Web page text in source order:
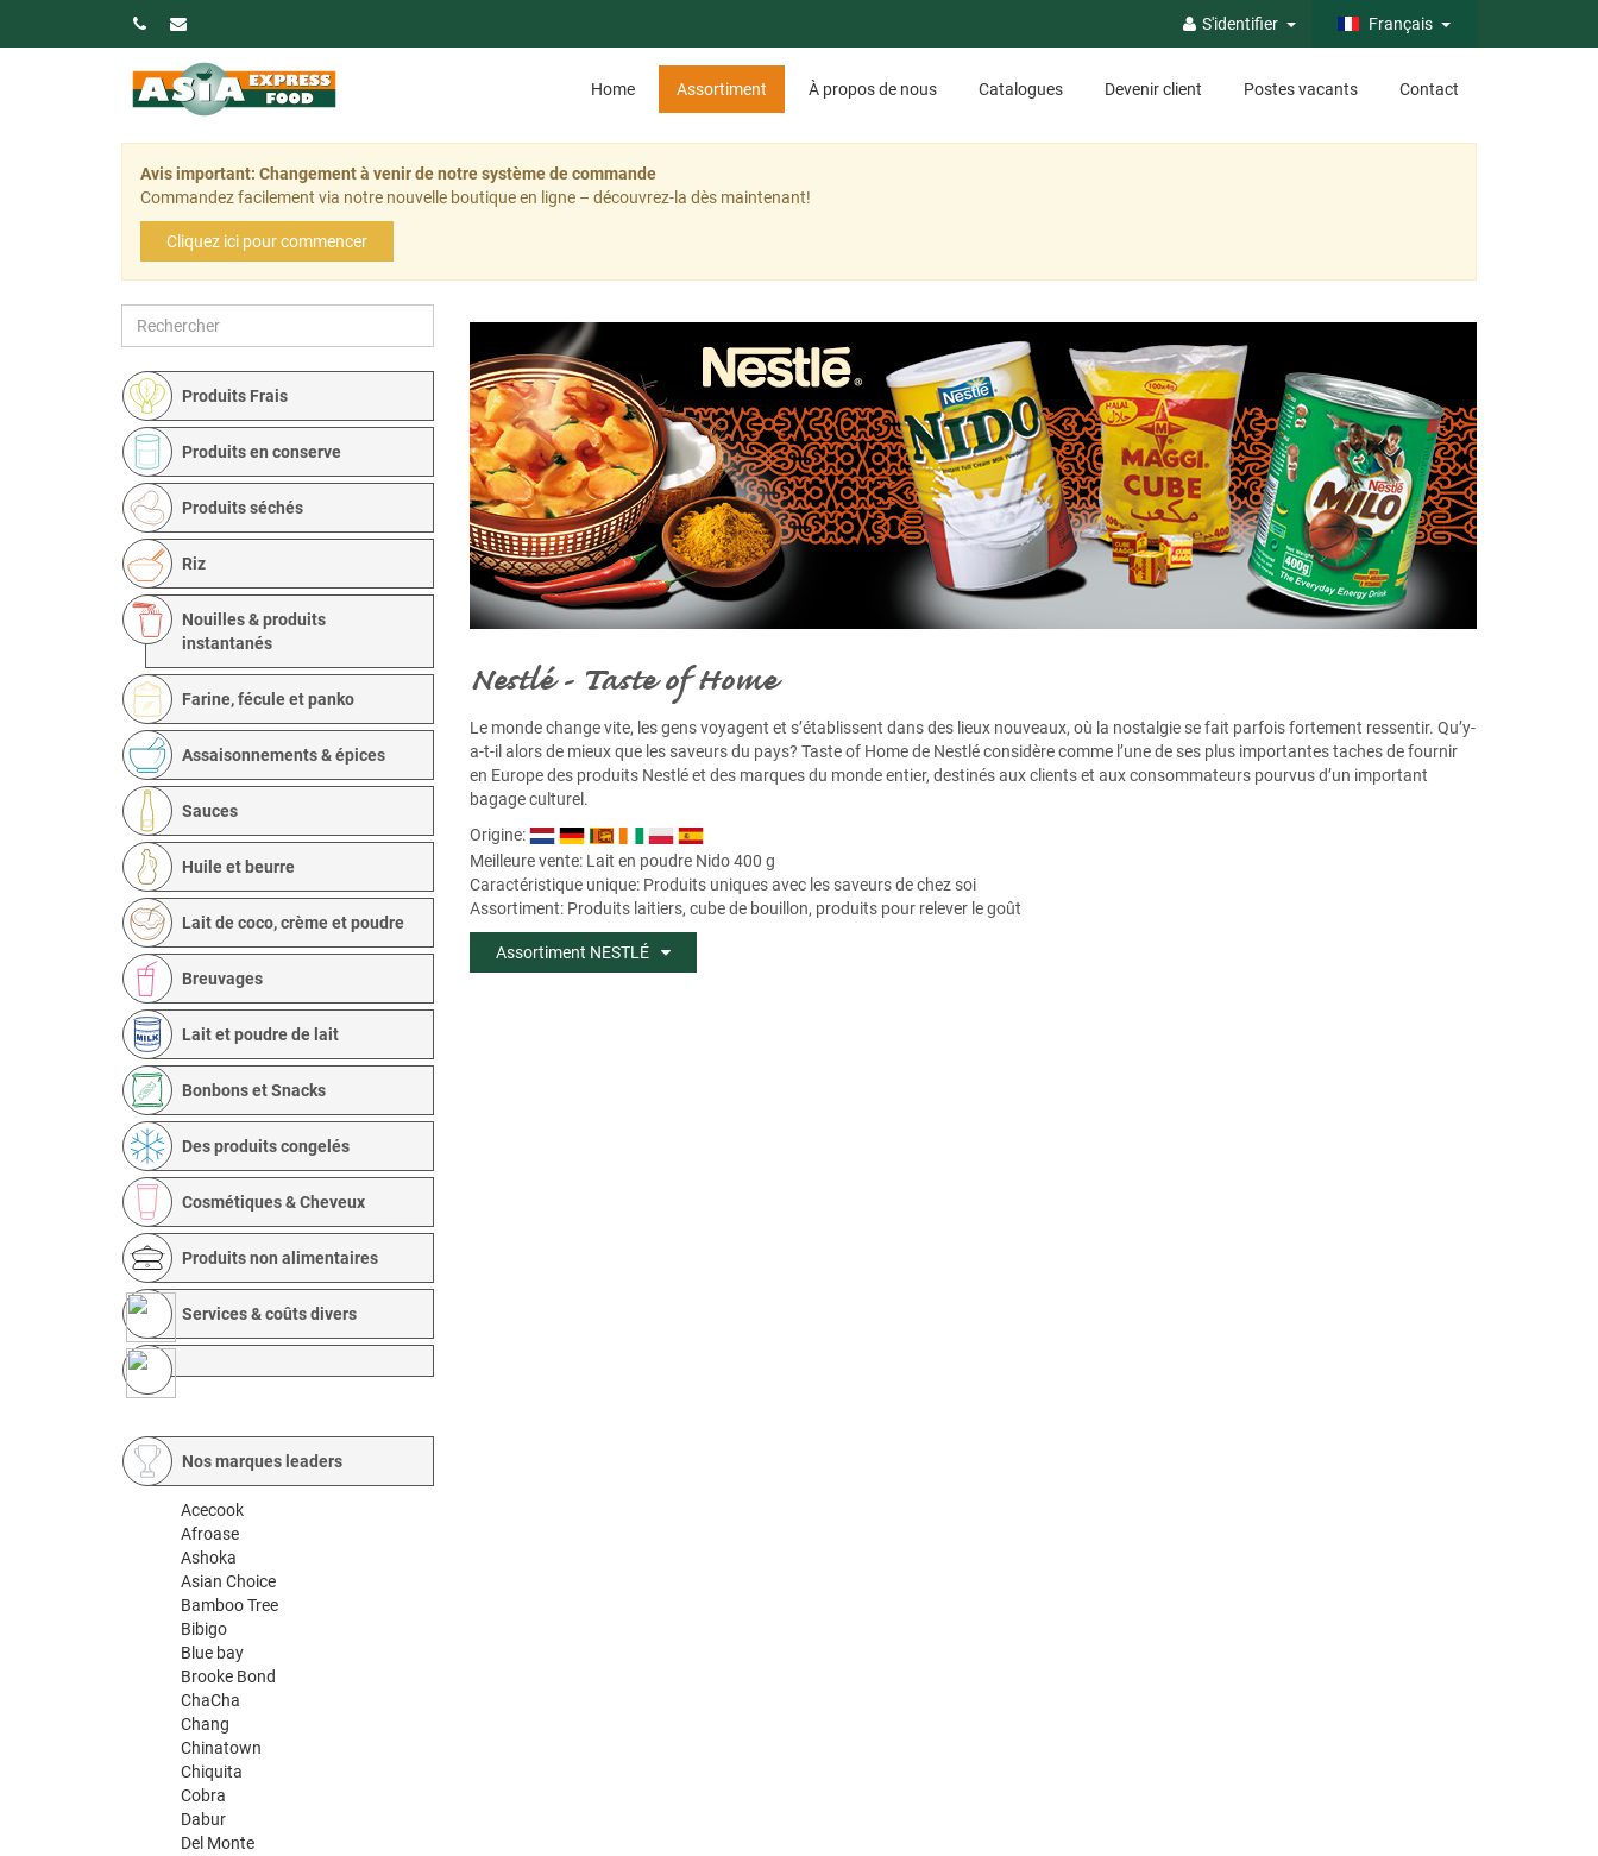
S'identifier Français
Home Assortiment À propos de nous Catalogues Devenir client Postes vacants Contact
Avis important: Changement à venir de notre système de commande
Commandez facilement via notre nouvelle boutique en ligne – découvrez-la dès maintenant!
Cliquez ici pour commencer
Produits Frais
Produits en conserve
Produits séchés
Riz
Nouilles & produits
instantanés
Farine, fécule et panko
Assaisonnements & épices
Sauces
Huile et beurre
Lait de coco, crème et poudre
Breuvages
Lait et poudre de lait
Bonbons et Snacks
Des produits congelés
Cosmétiques & Cheveux
Produits non alimentaires
Services & coûts divers
Nos marques leaders
Acecook
Afroase
Ashoka
Asian Choice
Bamboo Tree
Bibigo
Blue bay
Brooke Bond
ChaCha
Chang
Chinatown
Chiquita
Cobra
Dabur
Del Monte
Nestlé - Taste of Home
Le monde change vite, les gens voyagent et s’établissent dans des lieux nouveaux, où la nostalgie se fait parfois fortement ressentir. Qu’y-
a-t-il alors de mieux que les saveurs du pays? Taste of Home de Nestlé considère comme l’une de ses plus importantes taches de fournir
en Europe des produits Nestlé et des marques du monde entier, destinés aux clients et aux consommateurs pourvus d’un important
bagage culturel.
Origine:
Meilleure vente: Lait en poudre Nido 400 g
Caractéristique unique: Produits uniques avec les saveurs de chez soi
Assortiment: Produits laitiers, cube de bouillon, produits pour relever le goût
Assortiment NESTLÉ